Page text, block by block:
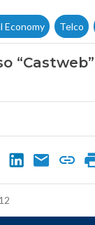
Economy Telco